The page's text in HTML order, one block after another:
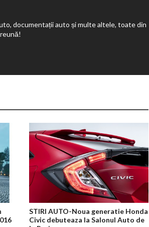
documentații auto și multe altele, toate din
STIRI AUTO-Noua generatie Honda
Civic debuteaza la Salonul Auto de